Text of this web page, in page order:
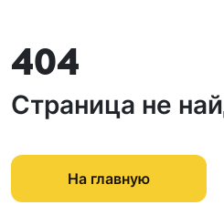
404
Страница не
На главную